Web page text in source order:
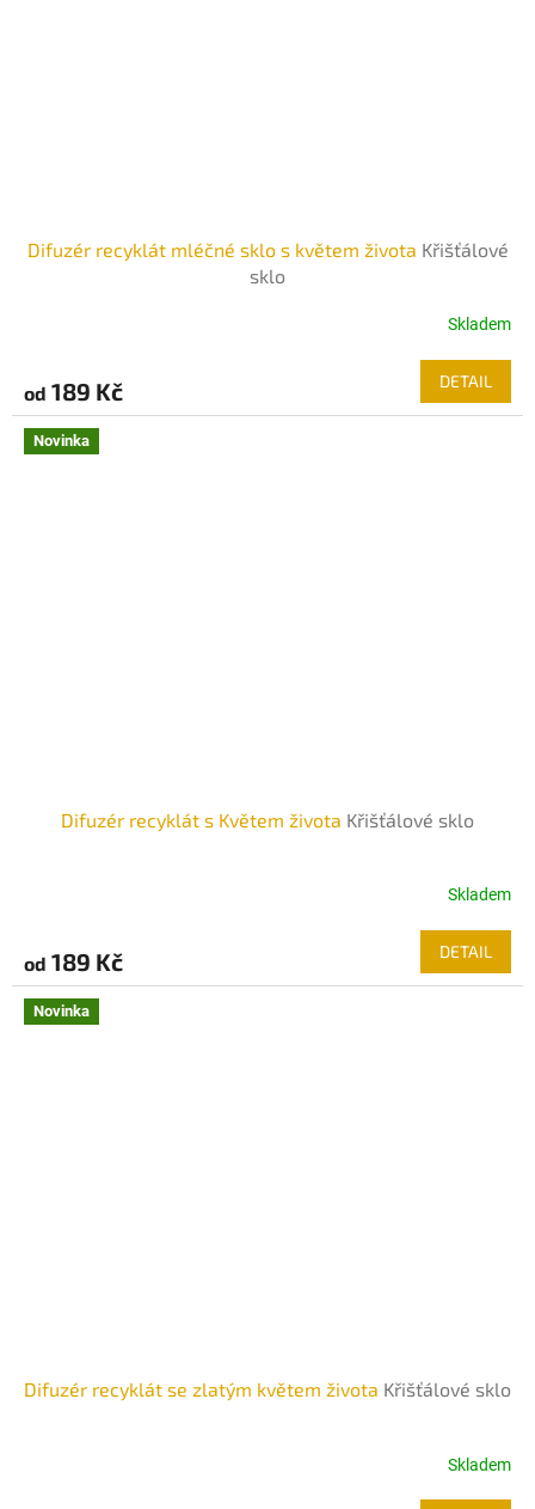
Difuzér recyklát mléčné sklo s květem života Křišťálové
sklo
Skladem
od 189 Kč DETAIL
Novinka
Difuzér recyklát s Květem života Křišťálové sklo
Skladem
od 189 Kč DETAIL
Novinka
Difuzér recyklát se zlatým květem života Křišťálové sklo
Skladem